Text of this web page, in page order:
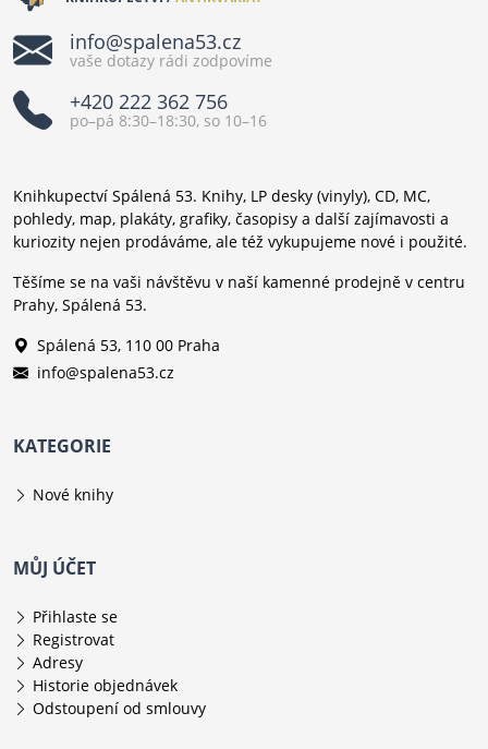
info@spalena53.cz
vaše dotazy rádi zodpovíme
+420 222 362 756
po–pá 8:30–18:30, so 10–16
Knihkupectví Spálená 53. Knihy, LP desky (vinyly), CD, MC,
pohledy, map, plakáty, grafiky, časopisy a další zajímavosti a
kuriozity nejen prodáváme, ale též vykupujeme nové i použité.
Těšíme se na vaši návštěvu v naší kamenné prodejně v centru
Prahy, Spálená 53.
Spálená 53, 110 00 Praha
info@spalena53.cz
KATEGORIE
Nové knihy
MŮJ ÚČET
Přihlaste se
Registrovat
Adresy
Historie objednávek
Odstoupení od smlouvy